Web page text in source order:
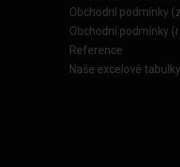
Obchodní podmínky
Obchodní podmínky
Reference
Naše excelové